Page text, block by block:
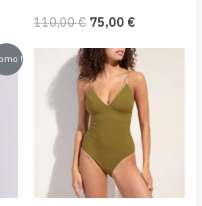
110,00€ 75,00 €
!